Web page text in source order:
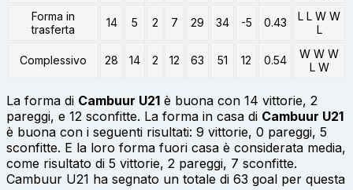
Forma in
trasferta
14 5 2 7 29 34 -5 0.43
L L W W
L
Complessivo 28 14 2 12 63 51 12 0.54
W W W
L W
La forma di Cambuur U21 è buona con 14 vittorie, 2
pareggi, e 12 sconfitte. La forma in casa di Cambuur U21
è buona con i seguenti risultati: 9 vittorie, 0 pareggi, 5
sconfitte. E la loro forma fuori casa è considerata media,
come risultato di 5 vittorie, 2 pareggi, 7 sconfitte.
Cambuur U21 ha segnato un totale di 63 goal per questa